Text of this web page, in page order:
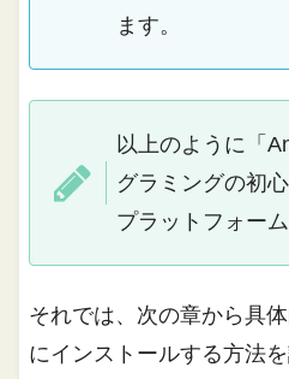
ます。
以上のように「
グラミングの初
プラットフォーム
それでは、次の章から具
にインストールする方法